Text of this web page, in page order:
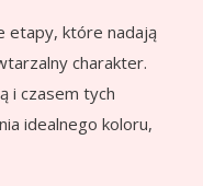
etapy, które nadają
charakter.
i czasem tych
idealnego koloru,